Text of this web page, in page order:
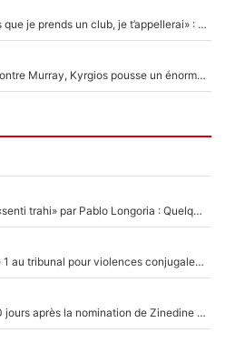
Mercato - OM - «Dès que je prends un club, je t’appellerai» : La promesse de Marcelino au moment de claquer la porte
Victime de racisme contre Murray, Kyrgios pousse un énorme coup de gueule !
Medhi Benatia s'est «senti trahi» par Pablo Longoria : Quelques semaines après son départ, l'ancien directeur de football de l'OM règle ses comptes
Des terrains de Ligue 1 au tribunal pour violences conjugales : Un arbitre français encourt une peine de 18 mois de prison !
Equipe de France : 10 jours après la nomination de Zinedine Zidane, c'est au tour de son fils de prendre un nouveau départ !